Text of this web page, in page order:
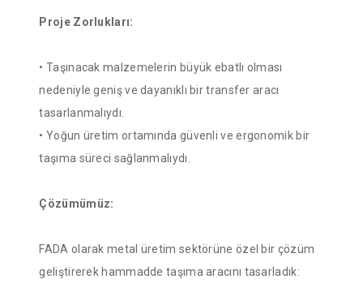
Proje Zorlukları:
• Taşınacak malzemelerin büyük ebatlı olması
nedeniyle geniş ve dayanıklı bir transfer aracı
tasarlanmalıydı.
• Yoğun üretim ortamında güvenli ve ergonomik bir
taşıma süreci sağlanmalıydı.
Çözümümüz:
FADA olarak metal üretim sektörüne özel bir çözüm
geliştirerek hammadde taşıma aracını tasarladık: